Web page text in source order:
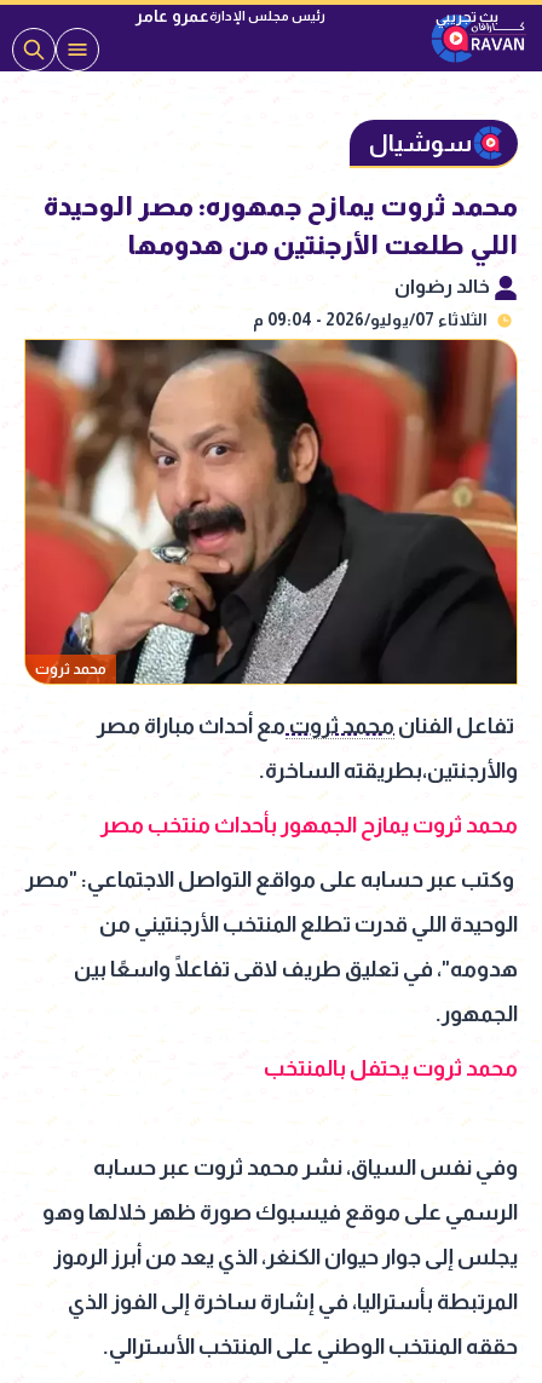
رئيس مجلس الإدارةعمرو عامر
سوشيال
محمد ثروت يمازح جمهوره: مصر الوحيدة
اللي طلعت الأرجنتين من هدومها
خالد رضوان
الثلاثاء 07/يوليو/2026 - 09:04 م
محمد ثروت
تفاعل الفنان محمد ثروت مع أحداث مباراة مصر
والأرجنتين،بطريقته الساخرة.
محمد ثروت يمازح الجمهور بأحداث منتخب مصر
وكتب عبر حسابه على مواقع التواصل الاجتماعي: "مصر
الوحيدة اللي قدرت تطلع المنتخب الأرجنتيني من
هدومه"، في تعليق طريف لاقى تفاعلًا واسعًا بين
الجمهور.
محمد ثروت يحتفل بالمنتخب
وفي نفس السياق، نشر محمد ثروت عبر حسابه
الرسمي على موقع فيسبوك صورة ظهر خلالها وهو
يجلس إلى جوار حيوان الكنغر، الذي يعد من أبرز الرموز
المرتبطة بأستراليا، في إشارة ساخرة إلى الفوز الذي
حققه المنتخب الوطني على المنتخب الأسترالي.